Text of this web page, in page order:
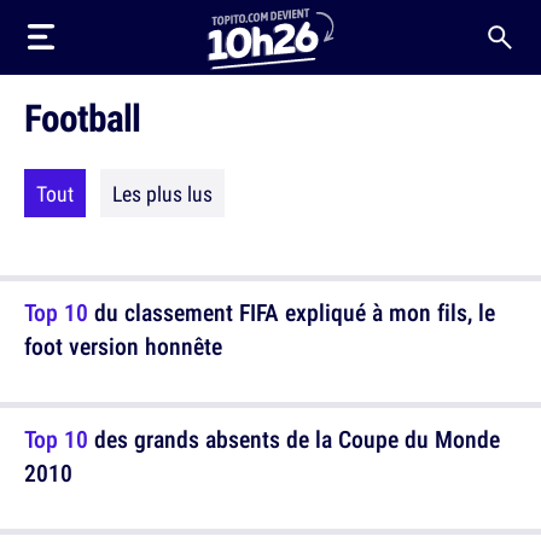
Football
Tout Les plus lus
Top 10 du classement FIFA expliqué à mon fils, le
foot version honnête
Top 10 des grands absents de la Coupe du Monde
2010